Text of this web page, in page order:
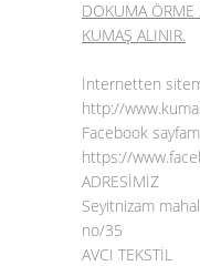
DOKUMA ÖRME
KUMAŞ ALINIR.
İnternetten
http://
Facebook
https://
ADRESİMİZ
Seyitnizam
no/35
AVCI TEKSTİL